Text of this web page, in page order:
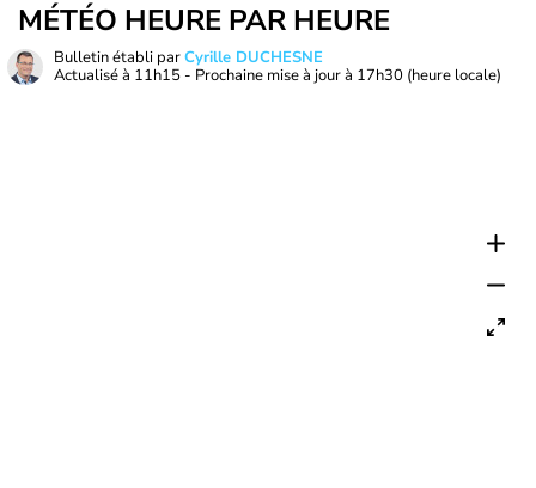
MÉTÉO HEURE PAR HEURE
Bulletin établi parCyrille DUCHESNE
Actualisé à 11h15 - Prochaine mise à jour à 17h30 (heure locale)